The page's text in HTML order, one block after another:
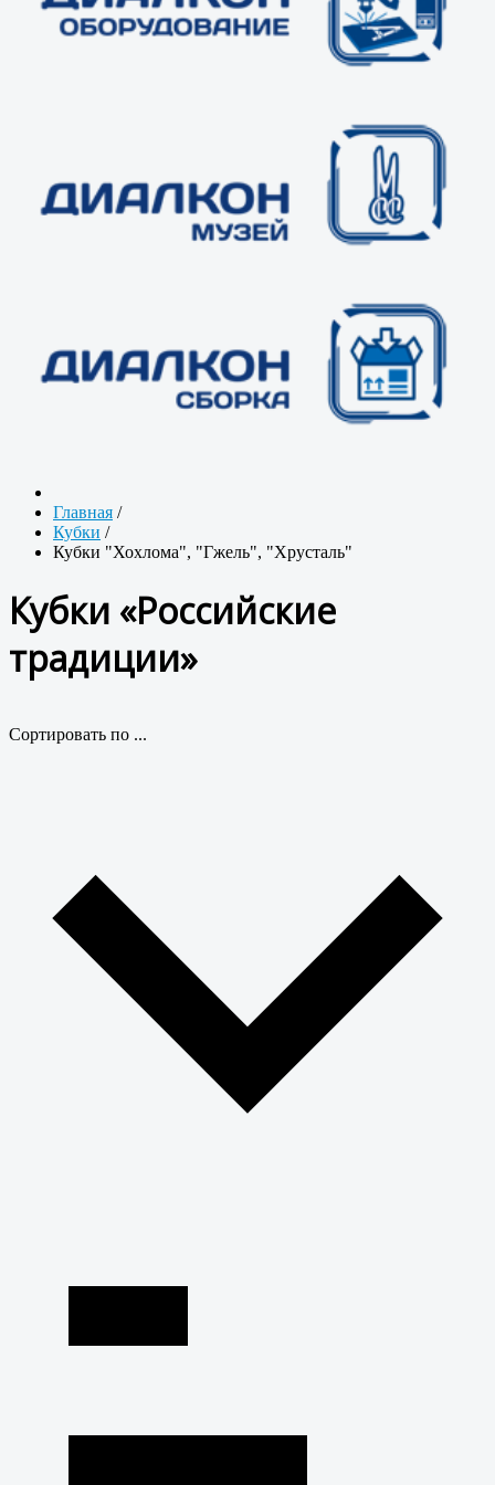
Главная /
Кубки /
Кубки "Хохлома", "Гжель", "Хрусталь"
Кубки «Российские
традиции»
Сортировать по ...